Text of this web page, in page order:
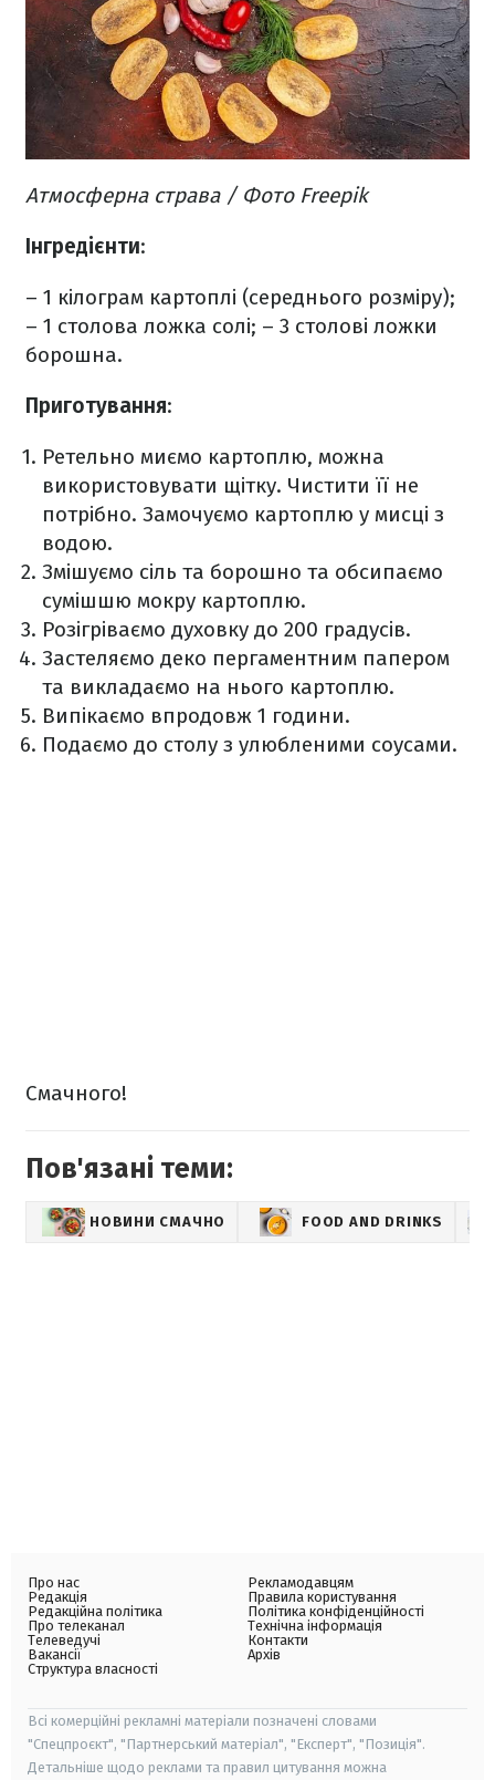
Атмосферна страва / Фото Freepik
Інгредієнти:
– 1 кілограм картоплі (середнього розміру);
– 1 столова ложка солі; – 3 столові ложки
борошна.
Приготування:
Ретельно миємо картоплю, можна
використовувати щітку. Чистити її не
потрібно. Замочуємо картоплю у мисці з
водою.
Змішуємо сіль та борошно та обсипаємо
сумішшю мокру картоплю.
Розігріваємо духовку до 200 градусів.
Застеляємо деко пергаментним папером
та викладаємо на нього картоплю.
Випікаємо впродовж 1 години.
Подаємо до столу з улюбленими соусами.
Смачного!
Пов'язані теми:
НОВИНИ СМАЧНО FOOD AND DRINKS
Про нас
Редакція
Редакційна політика
Про телеканал
Телеведучі
Вакансії
Структура власності
Рекламодавцям
Правила користування
Політика конфіденційності
Технічна інформація
Контакти
Архів
Всі комерційні рекламні матеріали позначені словами
"Спецпроєкт", "Партнерський матеріал", "Експерт", "Позиція".
Детальніше щодо реклами та правил цитування можна